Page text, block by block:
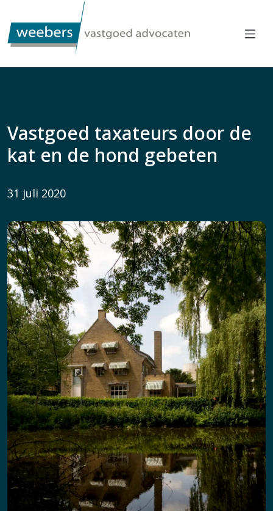
Vastgoed taxateurs door de
kat en de hond gebeten
31 juli 2020